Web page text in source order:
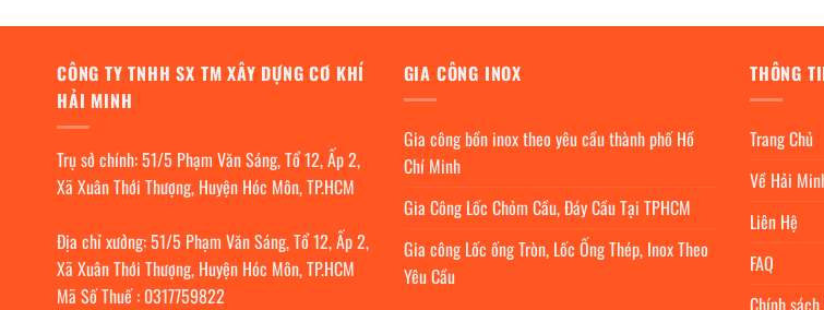
CÔNG TY TNHH SX TM XÂY DỰNG CƠ KHÍ
HẢI MINH
Trụ sở chính: 51/5 Phạm Văn Sáng, Tổ 12, Ấp 2,
Xã Xuân Thới Thượng, Huyện Hóc Môn, TP.HCM
Địa chỉ xưởng: 51/5 Phạm Văn Sáng, Tổ 12, Ấp 2,
Xã Xuân Thới Thượng, Huyện Hóc Môn, TP.HCM
Mã Số Thuế : 0317759822
GIA CÔNG INOX
Gia công bồn inox theo yêu cầu thành phố Hồ
Chí Minh
Gia Công Lốc Chỏm Cầu, Đáy Cầu Tại TPHCM
Gia công Lốc ống Tròn, Lốc Ống Thép, Inox Theo
Yêu Cầu
THÔNG
Trang Chủ
Về Hải
Liên Hệ
FAQ